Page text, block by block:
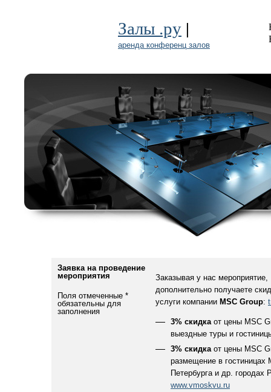
Залы .ру |
аренда конференц залов
Заказывая у нас
дополнительно получаете
услуги компании MSC Group:
3% скидкаот цены MSC
выездные туры и
3% скидкаот цены MSC
размещение в гостиницах
Петербурга и др. городах
www.vmoskvu.ru
Заявка на проведение
мероприятия
Поля отмеченные *
обязательны для
заполнения